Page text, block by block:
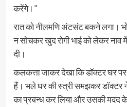
करेंगे।”
रात को नीलमणि अंटसंट बकने लगा।
न सोचकर खुद रोगी भाई को लेकर
दी।
कलकत्ता जाकर देखा कि डॉक्टर घर पर
हैं। भले घर की स्त्री समझकर
का प्रबन्ध कर लिया और उसकी मदद